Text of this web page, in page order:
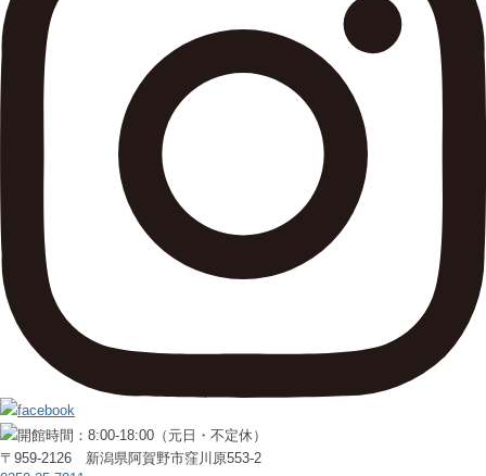
〒959-2126 新潟県阿賀野市窪川原553-2